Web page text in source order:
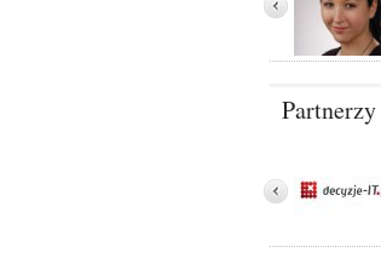
Partnerzy